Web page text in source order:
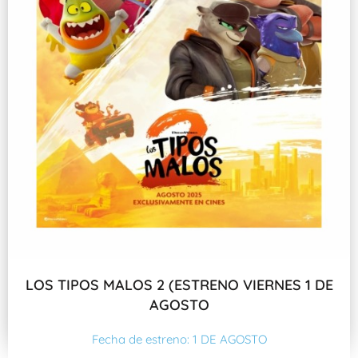
LOS TIPOS MALOS 2 (ESTRENO VIERNES 1 DE
AGOSTO
Fecha de estreno: 1 DE AGOSTO